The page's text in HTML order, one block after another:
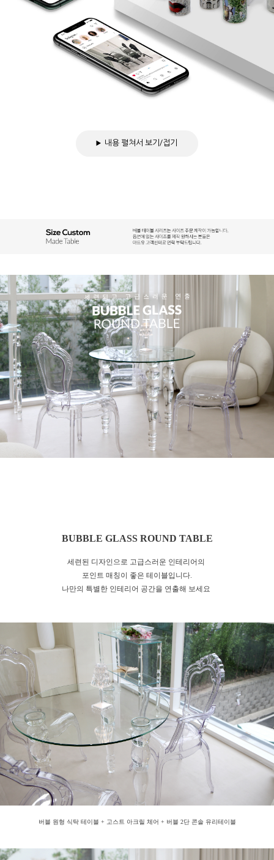
내용 펼쳐서 보기/접기
BUBBLE GLASS ROUND TABLE
세련된 디자인으로 고급스러운 인테리어의
포인트 매칭이 좋은 테이블입니다.
나만의 특별한 인테리어 공간을 연출해 보세요
버블 원형 식탁 테이블 + 고스트 아크릴 체어 + 버블 2단 콘솔 유리테이블